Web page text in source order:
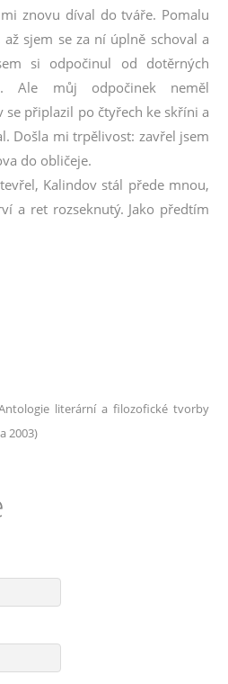
znovu díval do tváře. Pomalu
sjem se za ní úplně schoval a
si odpočinul od dotěrných
Ale můj odpočinek neměl
připlazil po čtyřech ke skříni a
Došla mi trpělivost: zavřel jsem
do obličeje.
Kalindov stál přede mnou,
a ret rozseknutý. Jako předtím
literární a filozofické tvorby
2003)